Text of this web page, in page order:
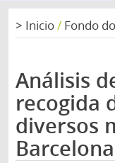
> Inicio/ Fondo
Análisis
recogida
diversos
Barcelona